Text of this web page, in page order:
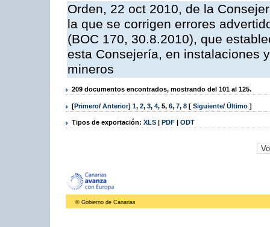
Orden, 22 oct 2010, de la
la que se corrigen errores
(BOC 170, 30.8.2010), que
esta Consejería, en instalaciones
mineros
209 documentos encontrados, mostrando del 101 al 125.
[Primero/ Anterior] 1, 2, 3, 4, 5, 6, 7, 8 [ Siguiente/ Último ]
Tipos de exportación: XLS | PDF | ODT
© Gobierno de Canarias